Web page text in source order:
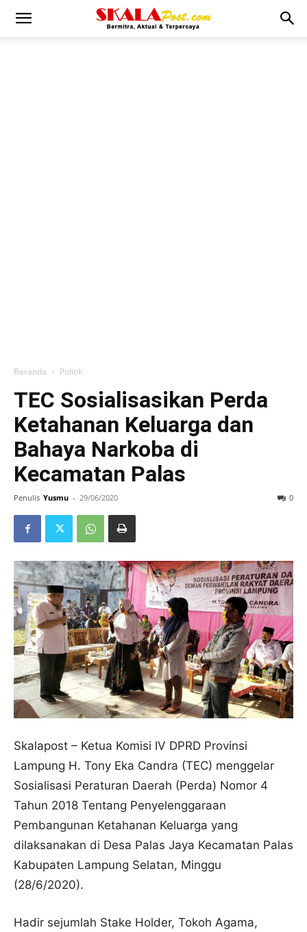
Beranda Politik
TEC Sosialisasikan Perda
Ketahanan Keluarga dan
Bahaya Narkoba di
Kecamatan Palas
Penulis Yusmu - 29/06/2020 0
Skalapost – Ketua Komisi IV DPRD Provinsi
Lampung H. Tony Eka Candra (TEC) menggelar
Sosialisasi Peraturan Daerah (Perda) Nomor 4
Tahun 2018 Tentang Penyelenggaraan
Pembangunan Ketahanan Keluarga yang
dilaksanakan di Desa Palas Jaya Kecamatan Palas
Kabupaten Lampung Selatan, Minggu
(28/6/2020).
Hadir sejumlah Stake Holder, Tokoh Agama,